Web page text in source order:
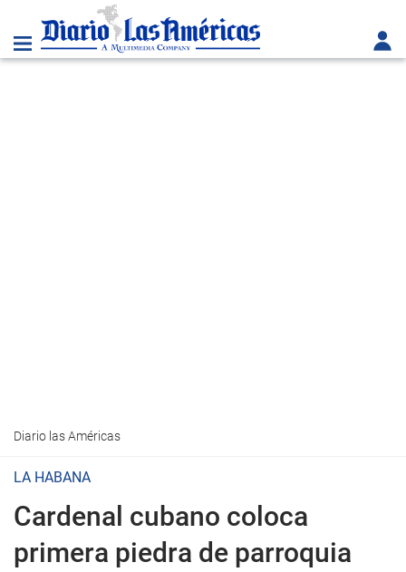
Diario las Américas
LA HABANA
Cardenal cubano coloca
primera piedra de parroquia